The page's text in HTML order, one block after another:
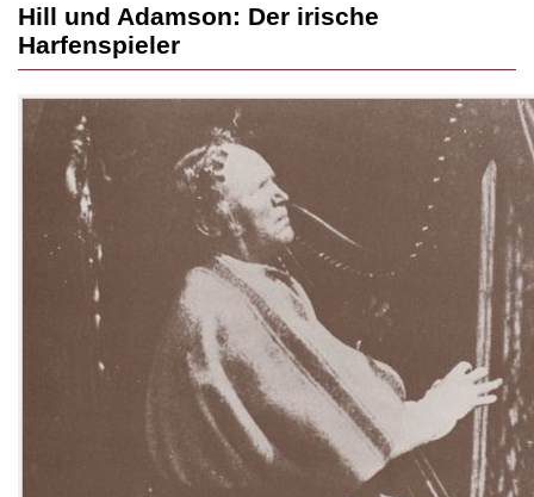
Hill und Adamson: Der irische
Harfenspieler